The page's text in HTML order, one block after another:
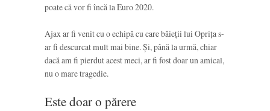
poate că vor fi încă la Euro 2020.
Ajax ar fi venit cu o echipă cu care băieții lui Oprița s-
ar fi descurcat mult mai bine. Și, până la urmă, chiar
dacă am fi pierdut acest meci, ar fi fost doar un amical,
nu o mare tragedie.
Este doar o părere